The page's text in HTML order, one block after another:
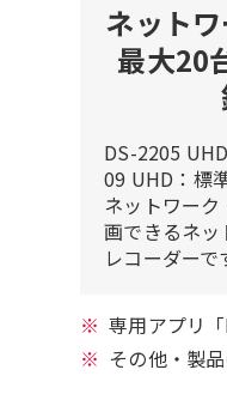
ネット
最大20
DS-2205
09 UHD：標
ネットワー
画できるネッ
レコーダーで
専用アプリ
その他・製